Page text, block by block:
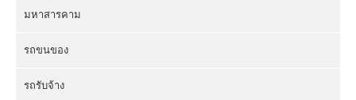
มหาสารคาม
รถขนของ
รถรับจ้าง